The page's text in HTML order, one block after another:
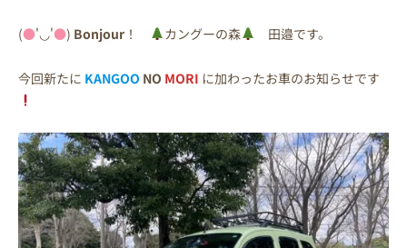
(●'◡'●) Bonjour ！ カングーの森 田邉です。
今回新たに KANGOO NO MORI に加わったお車のお知らせです